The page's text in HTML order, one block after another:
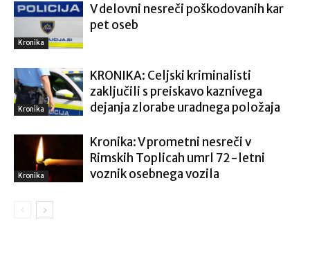
Kronika
V delovni nesreči poškodovanih kar
pet oseb
Kronika
KRONIKA: Celjski kriminalisti
zaključili s preiskavo kaznivega
dejanja zlorabe uradnega položaja
Kronika
Kronika: V prometni nesreči v
Rimskih Toplicah umrl 72-letni
voznik osebnega vozila